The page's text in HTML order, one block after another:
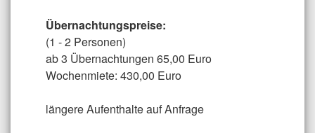
Übernachtungspreise:
(1 - 2 Personen)
ab 3 Übernachtungen 65,00 Euro
Wochenmiete: 430,00 Euro
längere Aufenthalte auf Anfrage